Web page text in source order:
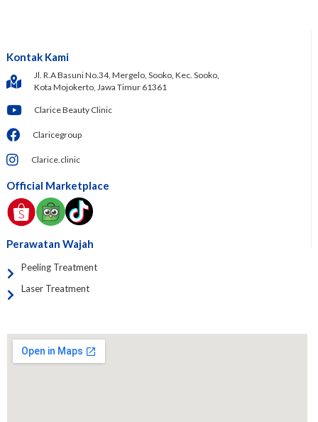
Kontak Kami
Jl. R.A Basuni No.34, Mergelo, Sooko, Kec. Sooko,
Kota Mojokerto, Jawa Timur 61361
Clarice Beauty Clinic
Claricegroup
Clarice.clinic
Official Marketplace
Perawatan Wajah
Peeling Treatment
Laser Treatment